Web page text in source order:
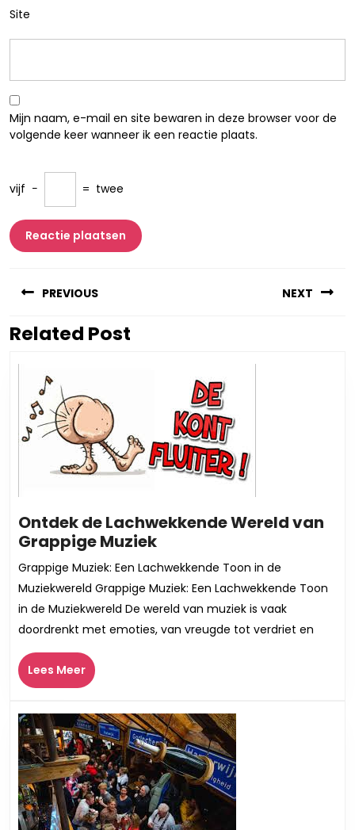
Site
Mijn naam, e-mail en site bewaren in deze browser voor de
volgende keer wanneer ik een reactie plaats.
vijf − = twee
PREVIOUS
Vorig
NEXT
Related Post
Ontdek de Lachwekkende Wereld van
Grappige MuziekOntdek
de
Lachwekkende
Wereld
van
Grappige
Grappige Muziek: Een Lachwekkende Toon in de
Muziekwereld Grappige Muziek: Een Lachwekkende Toon
in de Muziekwereld De wereld van muziek is vaak
doordrenkt met emoties, van vreugde tot verdriet en
Lees MeerLees
Meer